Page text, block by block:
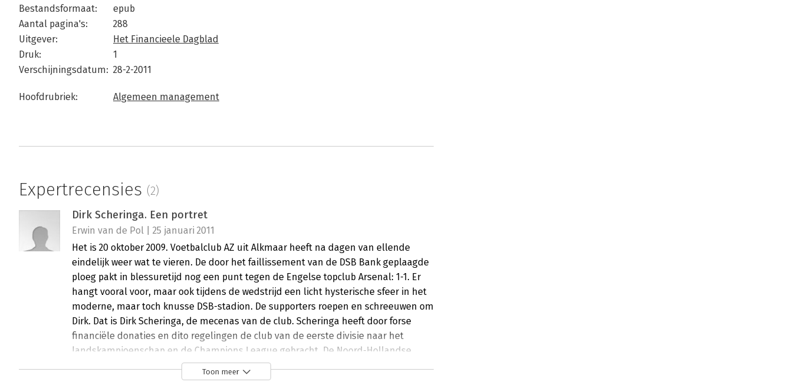
Bestandsformaat:
epub
Aantal pagina's:
288
Uitgever:
Het Financieele Dagblad
Druk:
1
Verschijningsdatum: 28-2-2011
Hoofdrubriek: Algemeen management
Expertrecensies (2)
Dirk Scheringa. Een portret
Erwin van de Pol | 25 januari 2011
Het is 20 oktober 2009. Voetbalclub AZ uit Alkmaar heeft na dagen van ellende
eindelijk weer wat te vieren. De door het faillissement van de DSB Bank geplaagde
ploeg pakt in blessuretijd nog een punt tegen de Engelse topclub Arsenal: 1-1. Er
hangt vooral voor, maar ook tijdens de wedstrijd een licht hysterische sfeer in het
moderne, maar toch knusse DSB-stadion. De supporters roepen en schreeuwen om
Dirk. Dat is Dirk Scheringa, de mecenas van de club. Scheringa heeft door forse
financiële donaties en dito regelingen de club van de eerste divisie naar het
landskampioenschap en de Champions League gebracht. De Noord-Hollandse
voetbalfans zijn hem voor eeuwig dankbaar.
Toon meer